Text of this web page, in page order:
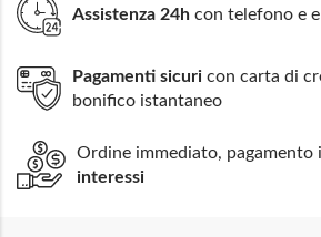
Assistenza 24h con telefono e
Pagamenti sicuri con carta di
bonifico istantaneo
Ordine immediato, pagamento
interessi